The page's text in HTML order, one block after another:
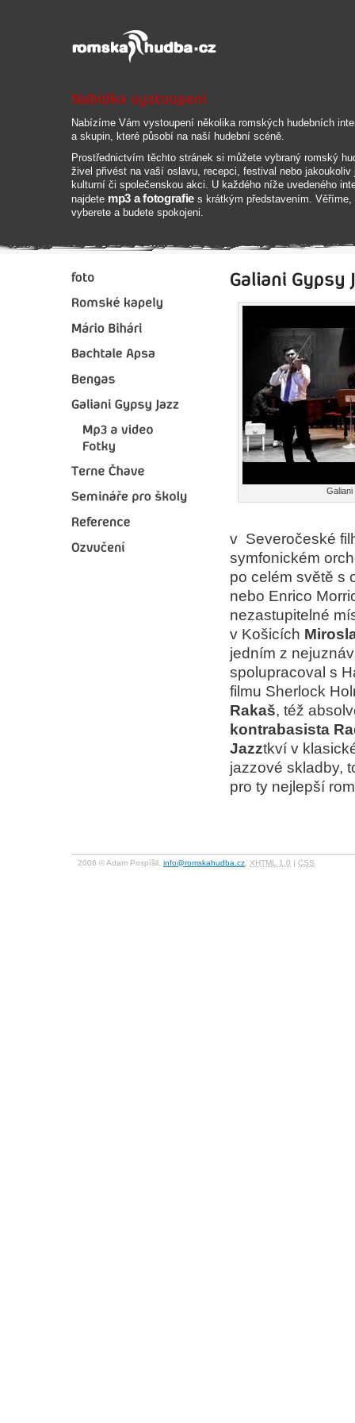
Nabízíme Vám vystoupení několika romských hudebních
a skupin, které působí na naší hudební scéně.
Prostřednictvím těchto stránek si můžete vybraný romský
živel přivést na vaší oslavu, recepci, festival nebo jakoukoliv
kulturní či společenskou akci. U každého níže uvedeného
najdete mp3 a fotografie s krátkým představením. Věříme,
vyberete a budete spokojeni.
v Severočeské
symfonickém
po celém světě s
nebo Enrico
nezastupitelné
v Košicích
jedním z
spolupracoval s
filmu Sherlock
Rakaš, též
kontrabasista
Jazztkví v
jazzové skladby,
pro ty nejlepší
2006 © Adam Pospíšil,info@romskahudba.cz XHTML 1.0 |CSS